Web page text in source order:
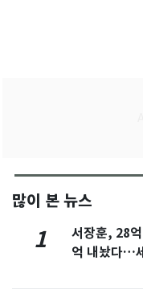
많이 본 뉴스
1
서장훈, 28
억 내놨다…